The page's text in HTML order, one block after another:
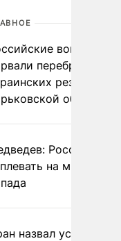
войска
переброску
резервов в
области
России
на мнение
назвал условие